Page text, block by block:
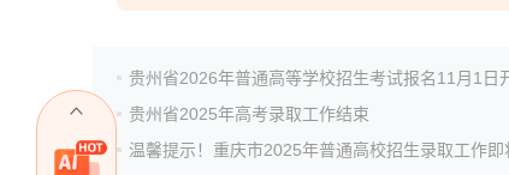
贵州省2026年普通高等学校招生考试报名11月1日
贵州省2025年高考录取工作结束
温馨提示！重庆市2025年普通高校招生录取工作即